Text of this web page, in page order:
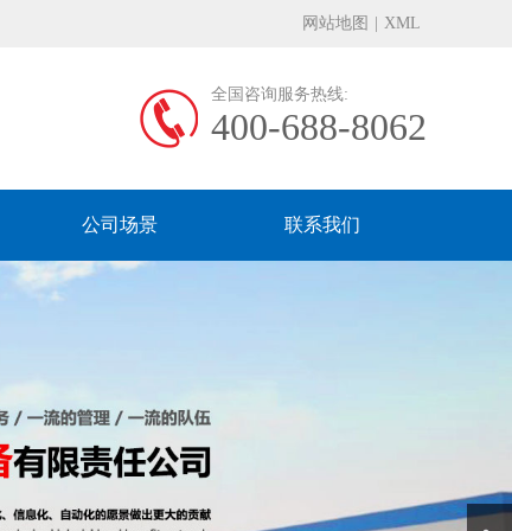
网站地图 XML
全国咨询服务热线:
400-688-8062
公司场景 联系我们
Next